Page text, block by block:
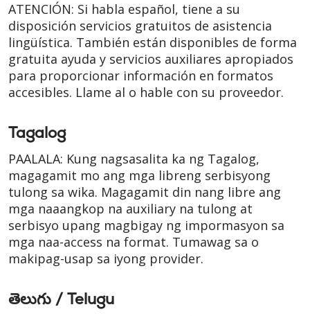
ATENCIÓN: Si habla español, tiene a su
disposición servicios gratuitos de asistencia
lingüística. También están disponibles de forma
gratuita ayuda y servicios auxiliares apropiados
para proporcionar información en formatos
accesibles. Llame al o hable con su proveedor.
Tagalog
PAALALA: Kung nagsasalita ka ng Tagalog,
magagamit mo ang mga libreng serbisyong
tulong sa wika. Magagamit din nang libre ang
mga naaangkop na auxiliary na tulong at
serbisyo upang magbigay ng impormasyon sa
mga naa-access na format. Tumawag sa o
makipag-usap sa iyong provider.
తెలుగు / Telugu